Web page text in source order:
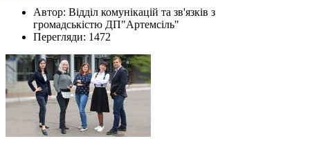
Автор: Відділ комунікацій та зв'язків з
громадськістю ДП"Артемсіль"
Перегляди: 1472